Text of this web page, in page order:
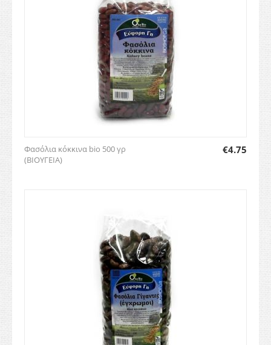
Φασόλια κόκκινα bio 500 γρ
(ΒΙΟΥΓΕΙΑ)
€4.75